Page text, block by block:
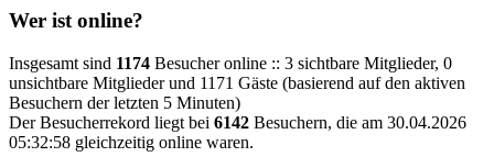
Wer ist online?
Insgesamt sind 1174 Besucher online :: 3 sichtbare Mitglieder, 0
unsichtbare Mitglieder und 1171 Gäste (basierend auf den aktiven
Besuchern der letzten 5 Minuten)
Der Besucherrekord liegt bei 6142 Besuchern, die am 30.04.2026
05:32:58 gleichzeitig online waren.